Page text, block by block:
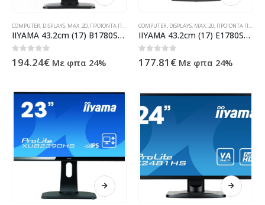
COMPUTER, DISPLAYS, MAX. 20, ΠΡΟΪΌΝΤΑ ΠΛΗΡΟΦΟΡΙΚΉΣ - ΚΙΝΗΤΉΣ ΤΗΛΕΦΩΝΊΑΣ - ΗΛΕΚΤΡΟΝΙΚΆ
IIYAMA 43.2cm (17) B1780SD-B1 54 DVI black lift Spk. B1780SD-B1
0 out of 5
194.24€ Με φπα 24%
COMPUTER, DISPLAYS, MAX. 20, ΠΡΟΪΌΝΤΑ ΠΛΗΡΟΦΟΡΙΚΉΣ - ΚΙΝΗΤΉΣ ΤΗΛΕΦΩΝΊΑΣ - ΗΛΕΚΤΡΟΝΙΚΆ
IIYAMA 43.2cm (17) E1780SD-B1 54 DVI black LED Spk E1780SD-B1
0 out of 5
177.81 € Με φπα 24%